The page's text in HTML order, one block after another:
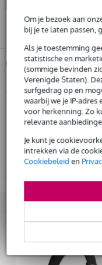
Om je bezoek aan
bij je te laten passen,
Als je toestemming
statistische en
(sommige bevinden
Verenigde Staten).
surfgedrag op en
waarbij we je IP-adres
voor herkenning. Zo
relevante
Je kunt je
intrekken via de
Cookiebeleiden
voordelen
€ 37,65
Huur dit product
Huur dit product al
Huur meerdere
€ 2.500,-
Al na 4 maanden
De mogelijkheid om
Snelle vervanging
Productinformatie
Erica Synths Resonant
frequenties: 29 Hz, 61
kHz, 2.8 kHz, 5.2 kHz,